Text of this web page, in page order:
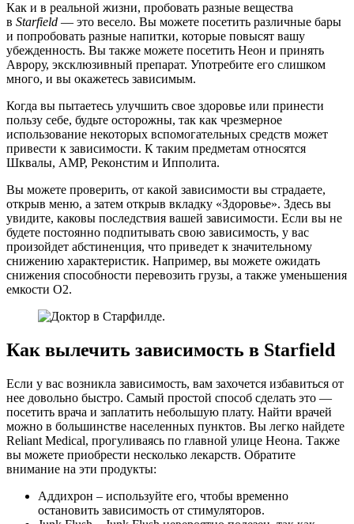
Как и в реальной жизни, пробовать разные вещества
в Starfield — это весело. Вы можете посетить различные бары
и попробовать разные напитки, которые повысят вашу
убежденность. Вы также можете посетить Неон и принять
Аврору, эксклюзивный препарат. Употребите его слишком
много, и вы окажетесь зависимым.
Когда вы пытаетесь улучшить свое здоровье или принести
пользу себе, будьте осторожны, так как чрезмерное
использование некоторых вспомогательных средств может
привести к зависимости. К таким предметам относятся
Шквалы, AMP, Реконстим и Ипполита.
Вы можете проверить, от какой зависимости вы страдаете,
открыв меню, а затем открыв вкладку «Здоровье». Здесь вы
увидите, каковы последствия вашей зависимости. Если вы не
будете постоянно подпитывать свою зависимость, у вас
произойдет абстиненция, что приведет к значительному
снижению характеристик. Например, вы можете ожидать
снижения способности перевозить грузы, а также уменьшения
емкости O2.
Как вылечить зависимость в Starfield
Если у вас возникла зависимость, вам захочется избавиться от
нее довольно быстро. Самый простой способ сделать это —
посетить врача и заплатить небольшую плату. Найти врачей
можно в большинстве населенных пунктов. Вы легко найдете
Reliant Medical, прогуливаясь по главной улице Неона. Также
вы можете приобрести несколько лекарств. Обратите
внимание на эти продукты:
Аддихрон – используйте его, чтобы временно
остановить зависимость от стимуляторов.